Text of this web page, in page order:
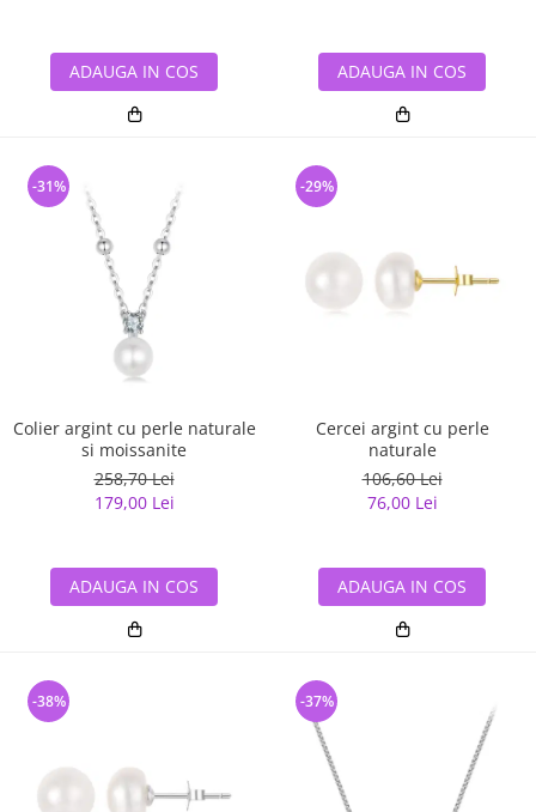
ADAUGA IN COS ADAUGA IN COS
Colier argint cu perle naturale
si moissanite
258,70 Lei
179,00 Lei
-31%
ADAUGA IN COS
Cercei argint cu perle
naturale
106,60 Lei
76,00 Lei
-29%
ADAUGA IN COS
-38% -37%